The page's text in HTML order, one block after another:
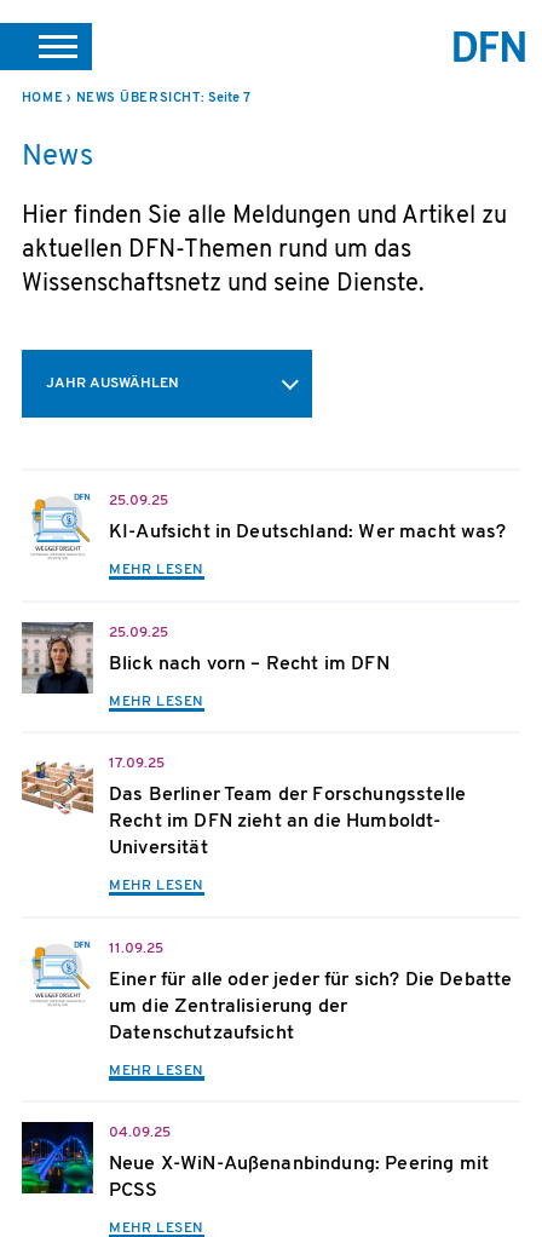
SUCHE PORTALE SUPPORT
VEREIN INTERN
HOME NEWS ÜBERSICHT: Seite 7
News
Hier finden Sie alle Meldungen und Artikel zu
aktuellen DFN-Themen rund um das
Wissenschaftsnetz und seine Dienste.
JAHR AUSWÄHLEN
25.09.25
KI-Aufsicht in Deutschland: Wer macht was?
MEHR LESEN
25.09.25
Blick nach vorn – Recht im DFN
MEHR LESEN
17.09.25
Das Berliner Team der Forschungsstelle
Recht im DFN zieht an die Humboldt-
Universität
MEHR LESEN
11.09.25
Einer für alle oder jeder für sich? Die Debatte
um die Zentralisierung der
Datenschutzaufsicht
MEHR LESEN
04.09.25
Neue X-WiN-Außenanbindung: Peering mit
PCSS
MEHR LESEN